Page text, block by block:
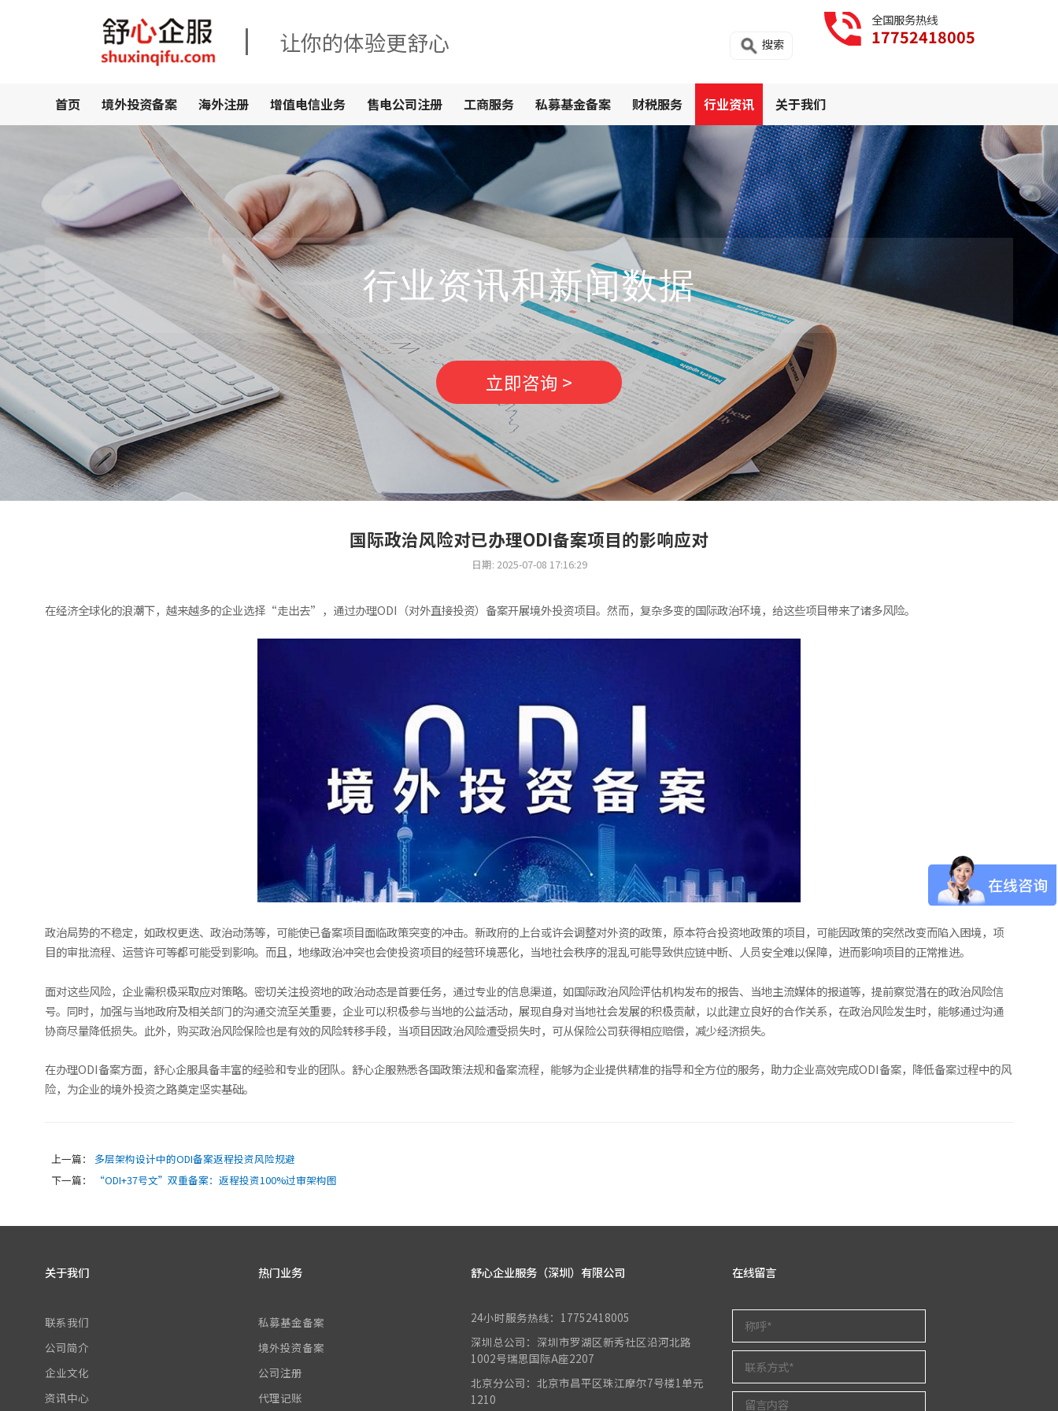
让你的体验更舒心
全国服务热线
17752418005
搜索
首页 境外投资备案 海外注册 增值电信业务 售电公司注册 工商服务 私募基金备案 财税服务 行业资讯 关于我们
行业资讯和新闻数据
立即咨询 >
国际政治风险对已办理ODI备案项目的影响应对
日期: 2025-07-08 17:16:29
在经济全球化的浪潮下，越来越多的企业选择“走出去”，通过办理ODI（对外直接投资）备案开展境外投资项目。然而，复杂多变的国际政治环境，给这些项目带来了诸多风险。
政治局势的不稳定，如政权更迭、政治动荡等，可能使已备案项目面临政策突变的冲击。新政府的上台或许会调整对外资的政策，原本符合投资地政策的项目，可能因政策的突然改变而陷入困境，项
目的审批流程、运营许可等都可能受到影响。而且，地缘政治冲突也会使投资项目的经营环境恶化，当地社会秩序的混乱可能导致供应链中断、人员安全难以保障，进而影响项目的正常推进。
面对这些风险，企业需积极采取应对策略。密切关注投资地的政治动态是首要任务，通过专业的信息渠道，如国际政治风险评估机构发布的报告、当地主流媒体的报道等，提前察觉潜在的政治风险信
号。同时，加强与当地政府及相关部门的沟通交流至关重要，企业可以积极参与当地的公益活动，展现自身对当地社会发展的积极贡献，以此建立良好的合作关系，在政治风险发生时，能够通过沟通
协商尽量降低损失。此外，购买政治风险保险也是有效的风险转移手段，当项目因政治风险遭受损失时，可从保险公司获得相应赔偿，减少经济损失。
在办理ODI备案方面，舒心企服具备丰富的经验和专业的团队。舒心企服熟悉各国政策法规和备案流程，能够为企业提供精准的指导和全方位的服务，助力企业高效完成ODI备案，降低备案过程中的风
险，为企业的境外投资之路奠定坚实基础。
上一篇：
多层架构设计中的ODI备案返程投资风险规避
下一篇：
“ODI+37号文”双重备案：返程投资100%过审架构图
关于我们
联系我们
公司简介
企业文化
资讯中心
热门业务
私募基金备案
境外投资备案
公司注册
代理记账
舒心企业服务（深圳）有限公司
24小时服务热线：17752418005
深圳总公司：深圳市罗湖区新秀社区沿河北路
1002号瑞思国际A座2207
北京分公司：北京市昌平区珠江摩尔7号楼1单元
1210
在线留言